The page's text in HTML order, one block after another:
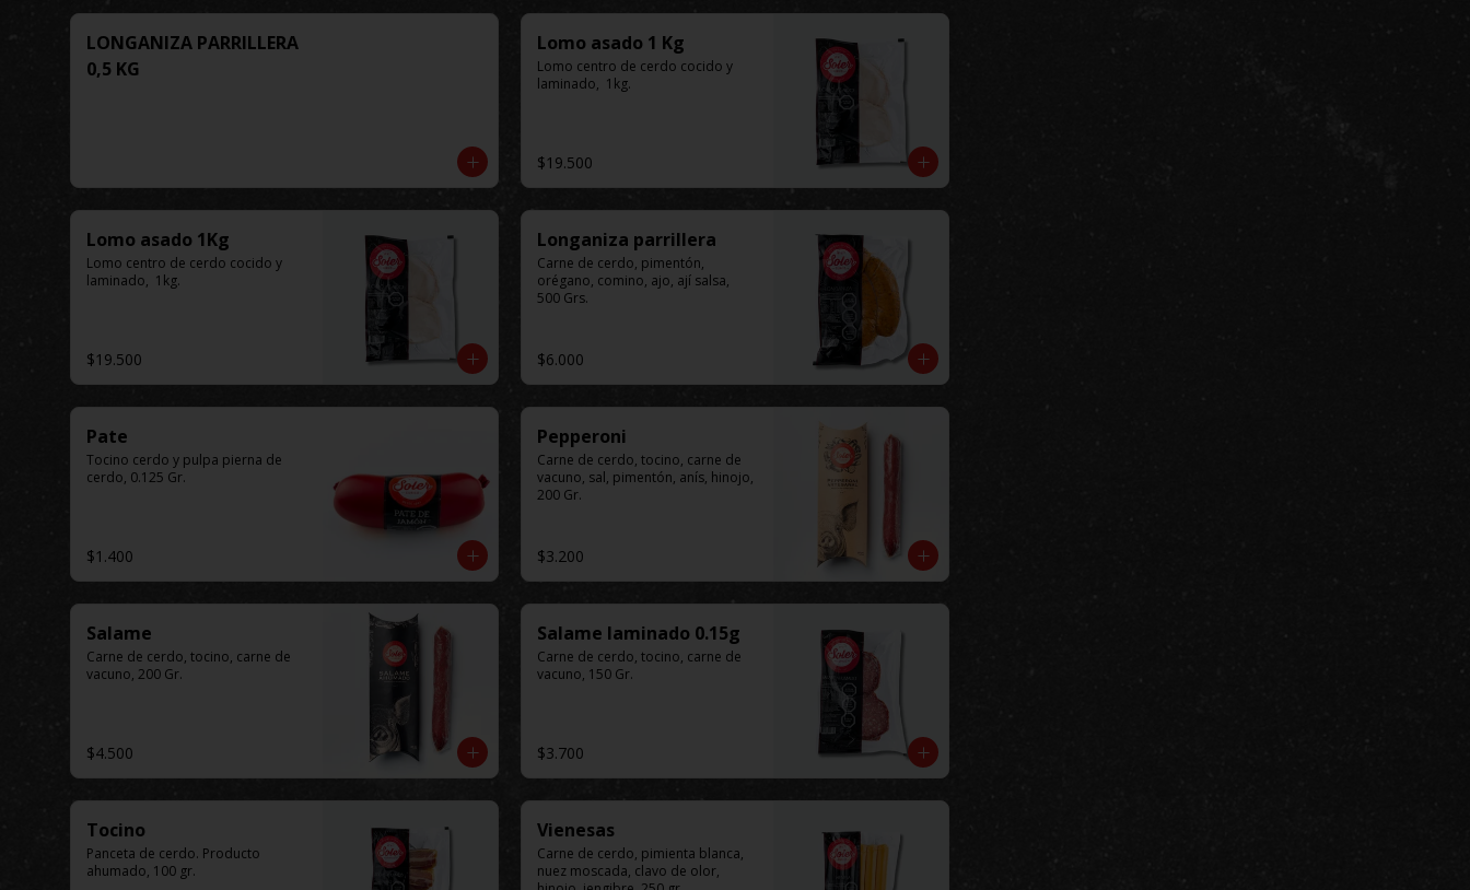
LONGANIZA PARRILLERA
0,5 KG
Lomo asado 1 Kg
Lomo centro de cerdo cocido y
laminado,  1kg.
$19.500
Lomo asado 1Kg
Lomo centro de cerdo cocido y
laminado,  1kg.
$19.500
Longaniza parrillera
Carne de cerdo, pimentón,
orégano, comino, ajo, ají salsa,
500 Grs.
$6.000
Pate
Tocino cerdo y pulpa pierna de
cerdo, 0.125 Gr.
$1.400
Pepperoni
Carne de cerdo, tocino, carne de
vacuno, sal, pimentón, anís, hinojo,
200 Gr.
$3.200
Salame
Carne de cerdo, tocino, carne de
vacuno, 200 Gr.
$4.500
Salame laminado 0.15g
Carne de cerdo, tocino, carne de
vacuno, 150 Gr.
$3.700
Tocino
Panceta de cerdo. Producto
ahumado, 100 gr.
Vienesas
Carne de cerdo, pimienta blanca,
nuez moscada, clavo de olor,